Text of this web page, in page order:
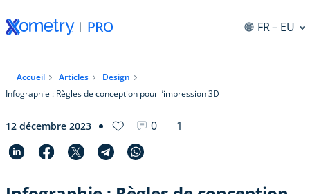
FR– EU
Accueil Articles
Design
Infographie : Règles de conception pour l’impression 3D
12 décembre 2023 0 1